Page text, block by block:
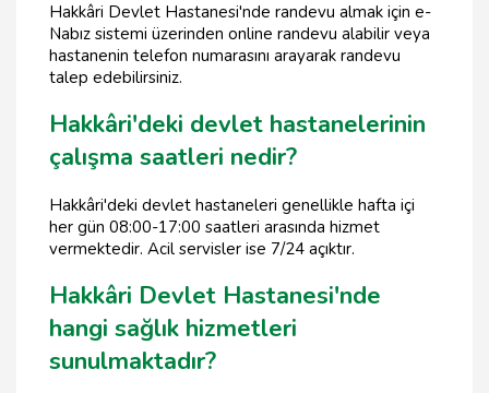
Hakkâri Devlet Hastanesi'nde randevu almak için e-
Nabız sistemi üzerinden online randevu alabilir veya
hastanenin telefon numarasını arayarak randevu
talep edebilirsiniz.
Hakkâri'deki devlet hastanelerinin
çalışma saatleri nedir?
Hakkâri'deki devlet hastaneleri genellikle hafta içi
her gün 08:00-17:00 saatleri arasında hizmet
vermektedir. Acil servisler ise 7/24 açıktır.
Hakkâri Devlet Hastanesi'nde
hangi sağlık hizmetleri
sunulmaktadır?